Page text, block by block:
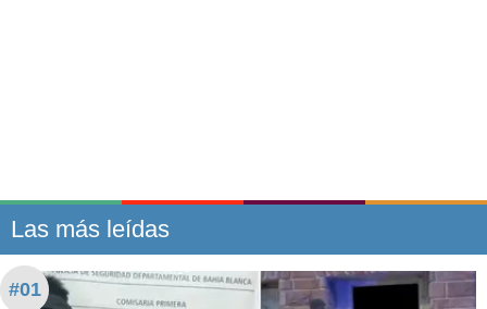
Las más leídas
#01